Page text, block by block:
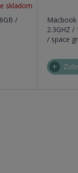
skladom
/
2.3GHZ /
/ space